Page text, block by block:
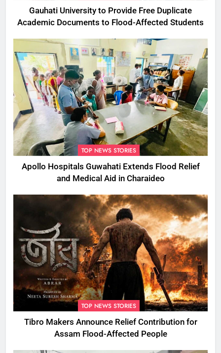
Gauhati University to Provide Free Duplicate
Academic Documents to Flood-Affected Students
TOP NEWS STORIES
Apollo Hospitals Guwahati Extends Flood Relief
and Medical Aid in Charaideo
TOP NEWS STORIES
Tibro Makers Announce Relief Contribution for
Assam Flood-Affected People